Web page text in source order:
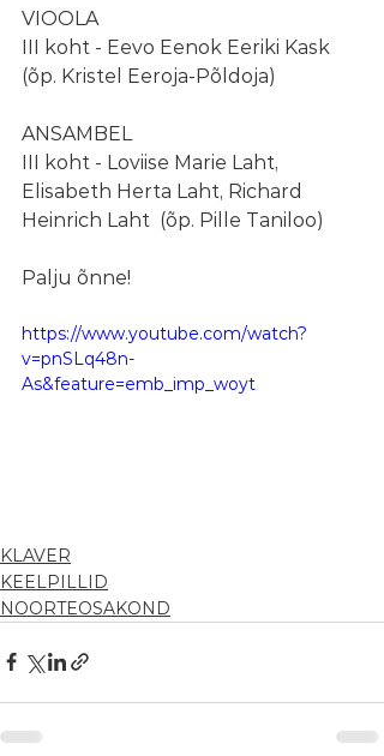
VIOOLA
III koht - Eevo Eenok Eeriki Kask
(õp. Kristel Eeroja-Põldoja)
ANSAMBEL
III koht - Loviise Marie Laht,
Elisabeth Herta Laht, Richard
Heinrich Laht  (õp. Pille Taniloo)
Palju õnne!
https://www.youtube.com/watch?
v=pnSLq48n-
As&feature=emb_imp_woyt
KLAVER
KEELPILLID
NOORTEOSAKOND